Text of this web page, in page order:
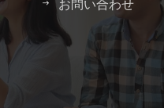
お問い合わせ